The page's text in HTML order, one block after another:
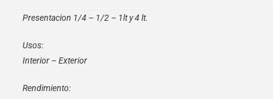
Presentacion 1/4 – 1/2 – 1lt y 4 lt.
Usos:
Interior – Exterior
Rendimiento: